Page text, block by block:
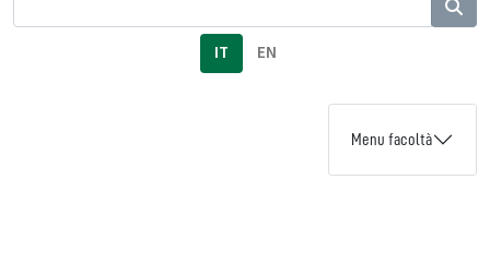
IT EN
Menu facoltà